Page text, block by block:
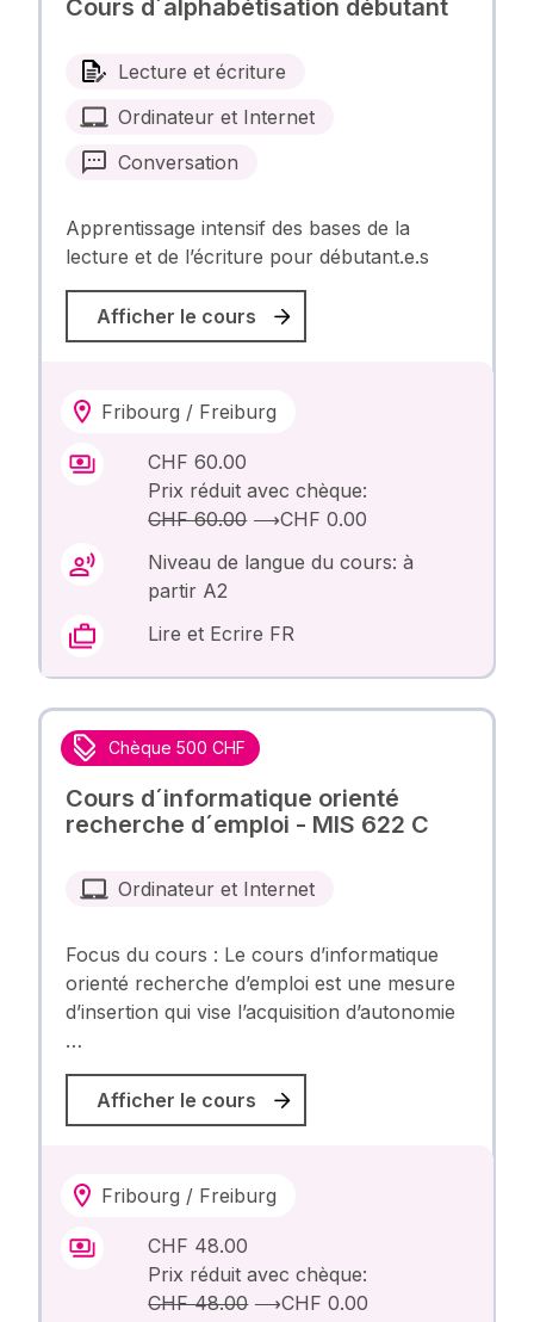
Cours d´alphabétisation débutant
Lecture et écriture
Ordinateur et Internet
Conversation
Apprentissage intensif des bases de la
lecture et de l’écriture pour débutant.e.s
Afficher le cours
Fribourg / Freiburg
CHF 60.00
Prix réduit avec chèque:
CHF 60.00⟶CHF 0.00
Niveau de langue du cours: à
partir A2
Lire et Ecrire FR
Chèque 500 CHF
Cours d´informatique orienté
recherche d´emploi - MIS 622 C
Ordinateur et Internet
Focus du cours : Le cours d’informatique
orienté recherche d’emploi est une mesure
d’insertion qui vise l’acquisition d’autonomie
…
Afficher le cours
Fribourg / Freiburg
CHF 48.00
Prix réduit avec chèque:
CHF 48.00⟶CHF 0.00